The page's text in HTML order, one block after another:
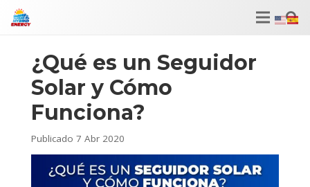
¿Qué es un Seguidor
Solar y Cómo
Funciona?
Publicado 7 Abr 2020